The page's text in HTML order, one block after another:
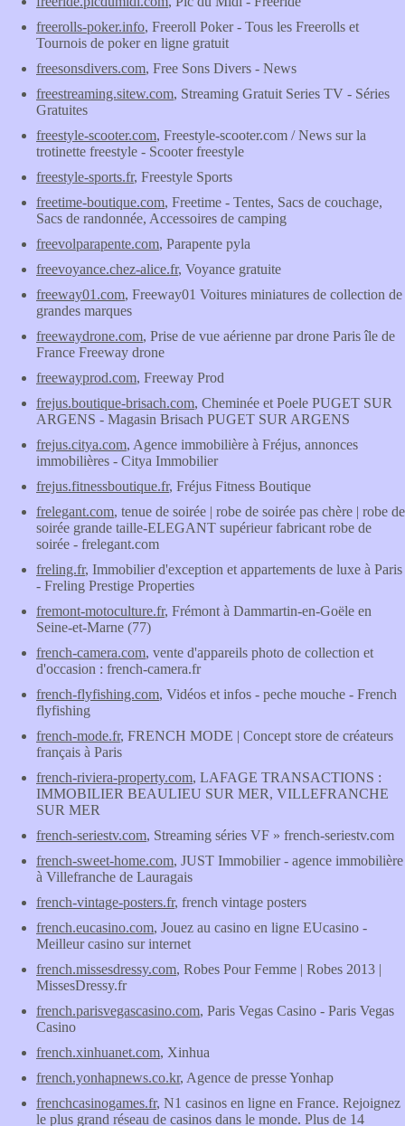
freerolls-poker.info, Freeroll Poker - Tous les Freerolls et
Tournois de poker en ligne gratuit
freesonsdivers.com, Free Sons Divers - News
freestreaming.sitew.com, Streaming Gratuit Series TV - Séries
Gratuites
freestyle-scooter.com, Freestyle-scooter.com / News sur la
trotinette freestyle - Scooter freestyle
freestyle-sports.fr, Freestyle Sports
freetime-boutique.com, Freetime - Tentes, Sacs de couchage,
Sacs de randonnée, Accessoires de camping
freevolparapente.com, Parapente pyla
freevoyance.chez-alice.fr, Voyance gratuite
freeway01.com, Freeway01 Voitures miniatures de collection de
grandes marques
freewaydrone.com, Prise de vue aérienne par drone Paris île de
France Freeway drone
freewayprod.com, Freeway Prod
frejus.boutique-brisach.com, Cheminée et Poele PUGET SUR
ARGENS - Magasin Brisach PUGET SUR ARGENS
frejus.citya.com, Agence immobilière à Fréjus, annonces
immobilières - Citya Immobilier
frejus.fitnessboutique.fr, Fréjus Fitness Boutique
frelegant.com, tenue de soirée | robe de soirée pas chère | robe de
soirée grande taille-ELEGANT supérieur fabricant robe de
soirée - frelegant.com
freling.fr, Immobilier d'exception et appartements de luxe à Paris
- Freling Prestige Properties
fremont-motoculture.fr, Frémont à Dammartin-en-Goële en
Seine-et-Marne (77)
french-camera.com, vente d'appareils photo de collection et
d'occasion : french-camera.fr
french-flyfishing.com, Vidéos et infos - peche mouche - French
flyfishing
french-mode.fr, FRENCH MODE | Concept store de créateurs
français à Paris
french-riviera-property.com, LAFAGE TRANSACTIONS :
IMMOBILIER BEAULIEU SUR MER, VILLEFRANCHE
SUR MER
french-seriestv.com, Streaming séries VF » french-seriestv.com
french-sweet-home.com, JUST Immobilier - agence immobilière
à Villefranche de Lauragais
french-vintage-posters.fr, french vintage posters
french.eucasino.com, Jouez au casino en ligne EUcasino -
Meilleur casino sur internet
french.missesdressy.com, Robes Pour Femme | Robes 2013 |
MissesDressy.fr
french.parisvegascasino.com, Paris Vegas Casino - Paris Vegas
Casino
french.xinhuanet.com, Xinhua
french.yonhapnews.co.kr, Agence de presse Yonhap
frenchcasinogames.fr, N1 casinos en ligne en France. Rejoignez
le plus grand réseau de casinos dans le monde. Plus de 14